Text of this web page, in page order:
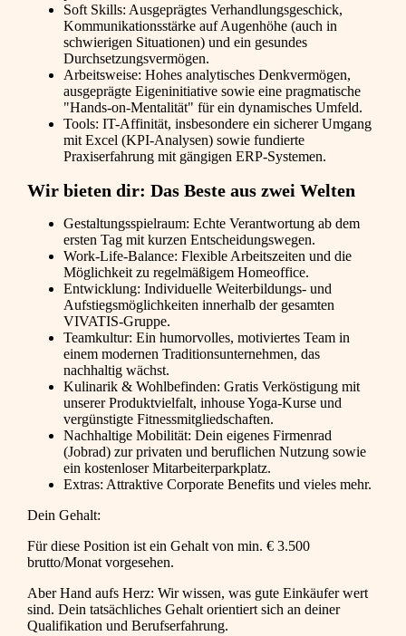
Soft Skills: Ausgeprägtes Verhandlungsgeschick,
Kommunikationsstärke auf Augenhöhe (auch in
schwierigen Situationen) und ein gesundes
Durchsetzungsvermögen.
Arbeitsweise: Hohes analytisches Denkvermögen,
ausgeprägte Eigeninitiative sowie eine pragmatische
"Hands-on-Mentalität" für ein dynamisches Umfeld.
Tools: IT-Affinität, insbesondere ein sicherer Umgang
mit Excel (KPI-Analysen) sowie fundierte
Praxiserfahrung mit gängigen ERP-Systemen.
Wir bieten dir: Das Beste aus zwei Welten
Gestaltungsspielraum: Echte Verantwortung ab dem
ersten Tag mit kurzen Entscheidungswegen.
Work-Life-Balance: Flexible Arbeitszeiten und die
Möglichkeit zu regelmäßigem Homeoffice.
Entwicklung: Individuelle Weiterbildungs- und
Aufstiegsmöglichkeiten innerhalb der gesamten
VIVATIS-Gruppe.
Teamkultur: Ein humorvolles, motiviertes Team in
einem modernen Traditionsunternehmen, das
nachhaltig wächst.
Kulinarik & Wohlbefinden: Gratis Verköstigung mit
unserer Produktvielfalt, inhouse Yoga-Kurse und
vergünstigte Fitnessmitgliedschaften.
Nachhaltige Mobilität: Dein eigenes Firmenrad
(Jobrad) zur privaten und beruflichen Nutzung sowie
ein kostenloser Mitarbeiterparkplatz.
Extras: Attraktive Corporate Benefits und vieles mehr.
Dein Gehalt:
Für diese Position ist ein Gehalt von min. € 3.500
brutto/Monat vorgesehen.
Aber Hand aufs Herz: Wir wissen, was gute Einkäufer wert
sind. Dein tatsächliches Gehalt orientiert sich an deiner
Qualifikation und Berufserfahrung.